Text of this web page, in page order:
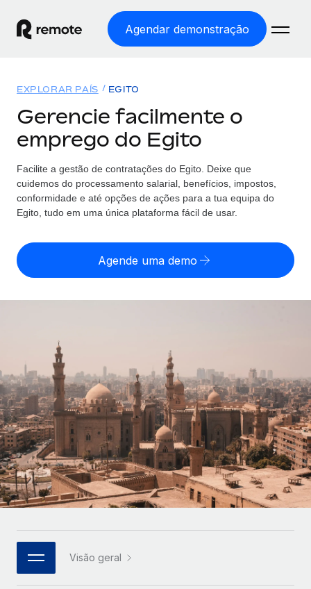
Agendar demonstração
EMPREGO GLOBAL
Processamento Salarial
Processamento salarial fácil e em conformidade
Employer of Record
entidades
SERVICES
Perguntar a um especialista
Obtenha apoio especializado em RH e
conformidade globais
Soluções
COBERTURA GLOBAL
Explorador de países
Encontra apoio para emprego global por país
Comparar a Remote
Veja como nos comparamos com os outros
Integre os RH globais na sua plataforma de forma
flexível
CASE STUDIES
Preçário
English
Deutsch
Español
Italiano
Português (Portugal)
日本語
한국어
中文（简体）
Início de sessão
EXPLORAR PAÍS EGITO
Gerencie facilmente o
emprego do Egito
Facilite a gestão de contratações do Egito. Deixe que
cuidemos do processamento salarial, benefícios, impostos,
conformidade e até opções de ações para a tua equipa do
Egito, tudo em uma única plataforma fácil de usar.
Agende uma demo
Visão geral